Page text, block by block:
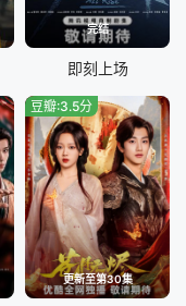
完结
即刻上场
更新至第30集
豆瓣:3.5分